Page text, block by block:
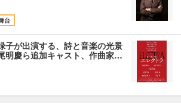
台
子が出演する、詩と音楽の光景
明慶ら追加キャスト、作曲家…